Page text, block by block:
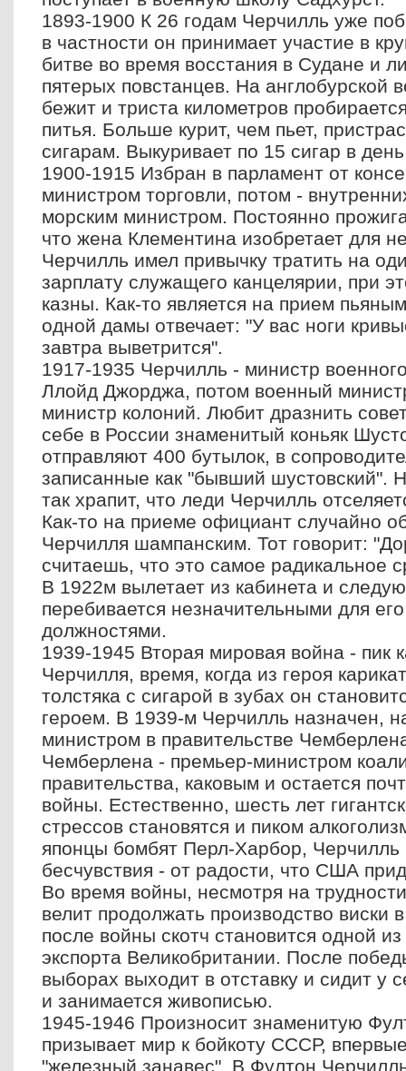
1893-1900 К 26 годам Черчилль уже
в частности он принимает участие в
битве во время восстания в Судане и
пятерых повстанцев. На англобурской
бежит и триста километров
питья. Больше курит, чем пьет,
сигарам. Выкуривает по 15 сигар в
1900-1915 Избран в парламент от
министром торговли, потом -
морским министром. Постоянно
что жена Клементина изобретает для
Черчилль имел привычку тратить на
зарплату служащего канцелярии, при
казны. Как-то является на прием
одной дамы отвечает: "У вас ноги
завтра выветрится".
1917-1935 Черчилль - министр
Ллойд Джорджа, потом военный
министр колоний. Любит дразнить
себе в России знаменитый коньяк
отправляют 400 бутылок, в
записанные как "бывший шустовский".
так храпит, что леди Черчилль
Как-то на приеме официант случайно
Черчилля шампанским. Тот говорит:
считаешь, что это самое радикальное
В 1922м вылетает из кабинета и
перебивается незначительными для
должностями.
1939-1945 Вторая мировая война - пик
Черчилля, время, когда из героя
толстяка с сигарой в зубах он
героем. В 1939-м Черчилль назначен,
министром в правительстве
Чемберлена - премьер-министром
правительства, каковым и остается
войны. Естественно, шесть лет
стрессов становятся и пиком
японцы бомбят Перл-Харбор, Черчилль
бесчувствия - от радости, что США
Во время войны, несмотря на
велит продолжать производство виски
после войны скотч становится одной
экспорта Великобритании. После
выборах выходит в отставку и сидит у
и занимается живописью.
1945-1946 Произносит знаменитую
призывает мир к бойкоту СССР,
"железный занавес". В Фултон